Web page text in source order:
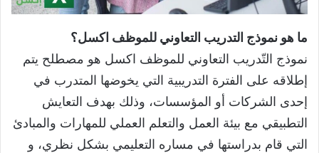
ما هو نموذج التدريب التعاوني للموظف اكسل؟
نموذج التّدريب التعاوني للموظف اكسل هو مصطلح يتم
إطلاقه على الفترة التدريبية التي يخوضها المتدرب في
إحدى الشركات أو المؤسسات، وذلك بهدف التعايش
التطبيقي مع بيئة العمل والتعلم العملي للمهارات والمبادئ
التي قام بدراستها في مساره التعليمي بشكل نظري، و